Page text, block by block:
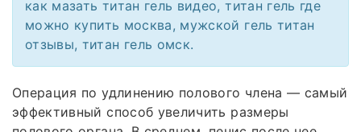
как мазать титан гель видео, титан гель где
можно купить москва, мужской гель титан
отзывы, титан гель омск.
Операция по удлинению полового члена — самый
эффективный способ увеличить размеры